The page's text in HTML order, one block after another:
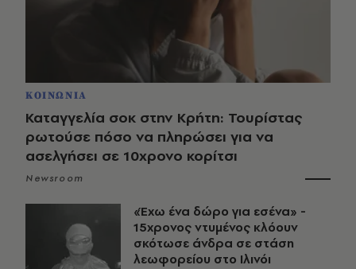
ΚΟΙΝΩΝΙΑ
Καταγγελία σοκ στην Κρήτη: Τουρίστας
ρωτούσε πόσο να πληρώσει για να
ασελγήσει σε 10χρονο κορίτσι
Newsroom
«Έχω ένα δώρο για εσένα» -
15χρονος ντυμένος κλόουν
σκότωσε άνδρα σε στάση
λεωφορείου στο Ιλινόι